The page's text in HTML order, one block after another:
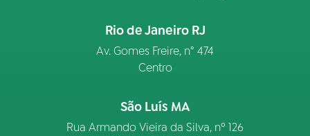
Rio de Janeiro RJ
Av. Gomes Freire, n° 474
Centro
São Luís MA
Rua Armando Vieira da Silva, nº 126